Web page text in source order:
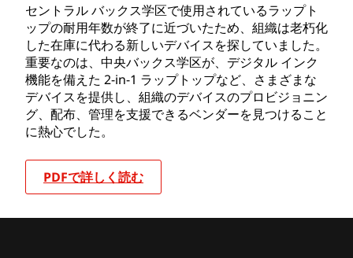
セントラル バックス学区で使用されているラップト
ップの耐用年数が終了に近づいたため、組織は老朽化
した在庫に代わる新しいデバイスを探していました。
重要なのは、中央バックス学区が、デジタル インク
機能を備えた 2-in-1 ラップトップなど、さまざまな
デバイスを提供し、組織のデバイスのプロビジョニン
グ、配布、管理を支援できるベンダーを見つけること
に熱心でした。
PDFで詳しく読む